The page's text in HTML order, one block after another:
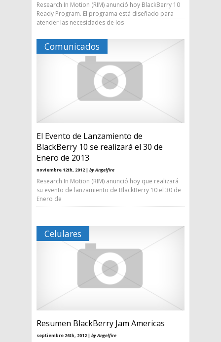
Research In Motion (RIM) anunció hoy BlackBerry 10
Ready Program. El programa está diseñado para
atender las necesidades de los
Comunicados
El Evento de Lanzamiento de
BlackBerry 10 se realizará el 30 de
Enero de 2013
noviembre 12th, 2012 | by Angelfire
Research In Motion (RIM) anunció hoy que realizará
su evento de lanzamiento de BlackBerry 10 el 30 de
Enero de
Celulares
Resumen BlackBerry Jam Americas
septiembre 26th, 2012 | by Angelfire